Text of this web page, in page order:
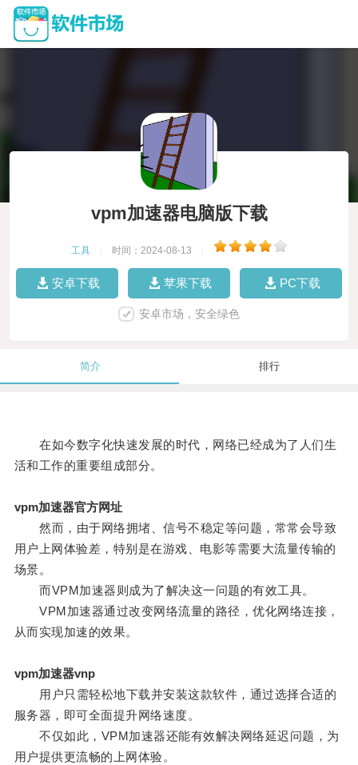
vpm加速器电脑版下载
工具 时间：2024-08-13
安卓下载 苹果下载 PC下载
安卓市场，安全绿色
简介 排行
在如今数字化快速发展的时代，网络已经成为了人们生
活和工作的重要组成部分。
vpm加速器官方网址
然而，由于网络拥堵、信号不稳定等问题，常常会导致
用户上网体验差，特别是在游戏、电影等需要大流量传输的
场景。
而VPM加速器则成为了解决这一问题的有效工具。
VPM加速器通过改变网络流量的路径，优化网络连接，
从而实现加速的效果。
vpm加速器vnp
用户只需轻松地下载并安装这款软件，通过选择合适的
服务器，即可全面提升网络速度。
不仅如此，VPM加速器还能有效解决网络延迟问题，为
用户提供更流畅的上网体验。